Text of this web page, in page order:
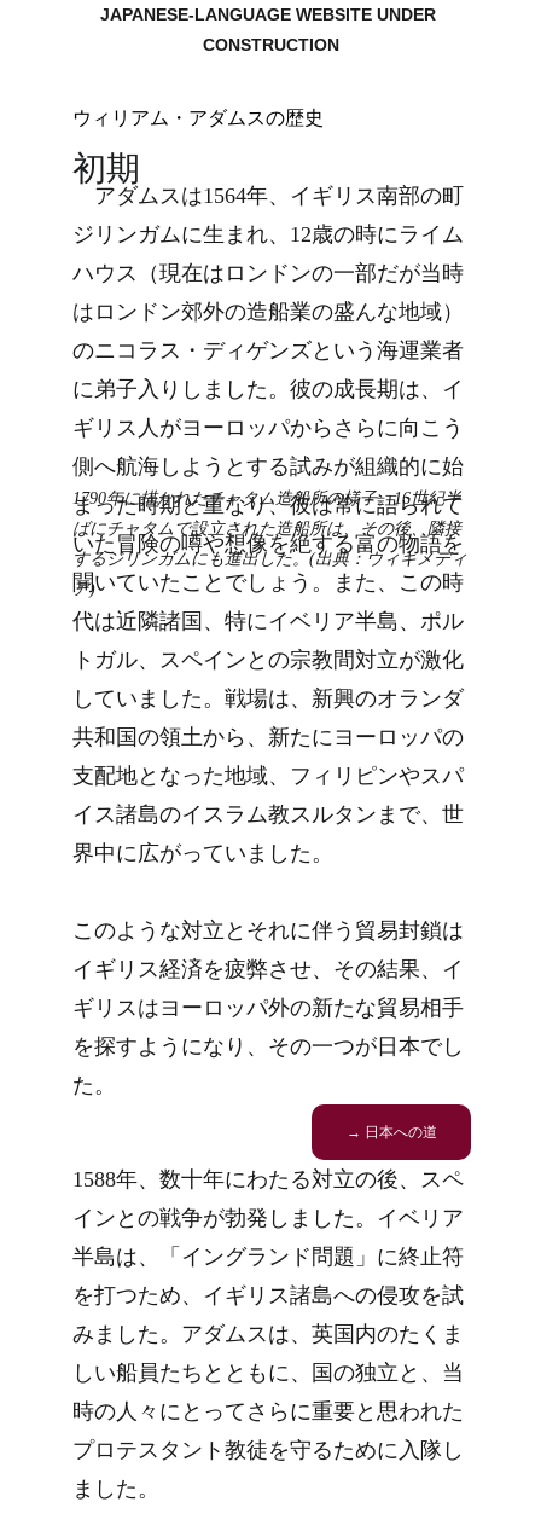
JAPANESE-LANGUAGE WEBSITE UNDER
CONSTRUCTION
ウィリアム・アダムスの歴史
初期
アダムスは1564年、イギリス南部の町
ジリンガムに生まれ、12歳の時にライム
ハウス（現在はロンドンの一部だが当時
はロンドン郊外の造船業の盛んな地域）
のニコラス・ディゲンズという海運業者
に弟子入りしました。彼の成長期は、イ
ギリス人がヨーロッパからさらに向こう
側へ航海しようとする試みが組織的に始
まった時期と重なり、彼は常に語られて
いた冒険の噂や想像を絶する富の物語を
聞いていたことでしょう。また、この時
代は近隣諸国、特にイベリア半島、ポル
トガル、スペインとの宗教間対立が激化
していました。戦場は、新興のオランダ
共和国の領土から、新たにヨーロッパの
支配地となった地域、フィリピンやスパ
イス諸島のイスラム教スルタンまで、世
界中に広がっていました。
このような対立とそれに伴う貿易封鎖は
イギリス経済を疲弊させ、その結果、イ
ギリスはヨーロッパ外の新たな貿易相手
を探すようになり、その一つが日本でし
た。
1790年に描かれたチャタム造船所の様子。16世紀半
ばにチャタムで設立された造船所は、その後、隣接
するジリンガムにも進出した。(出典：ウィキメディ
ア)
1588年、数十年にわたる対立の後、スペ
インとの戦争が勃発しました。イベリア
半島は、「イングランド問題」に終止符
を打つため、イギリス諸島への侵攻を試
みました。アダムスは、英国内のたくま
しい船員たちとともに、国の独立と、当
時の人々にとってさらに重要と思われた
プロテスタント教徒を守るために入隊し
ました。
→ 日本への道